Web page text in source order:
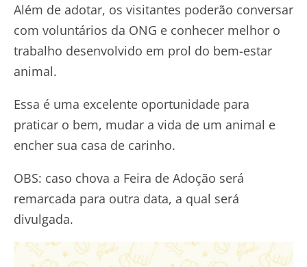
Além de adotar, os visitantes poderão conversar
com voluntários da ONG e conhecer melhor o
trabalho desenvolvido em prol do bem-estar
animal.
Essa é uma excelente oportunidade para
praticar o bem, mudar a vida de um animal e
encher sua casa de carinho.
OBS: caso chova a Feira de Adoção será
remarcada para outra data, a qual será
divulgada.